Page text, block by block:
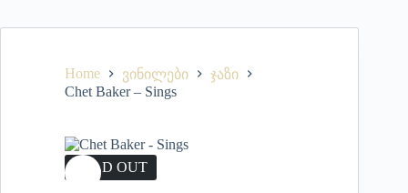
Home ვინილები
ჯაზი
Chet Baker – Sings
SOLD OUT